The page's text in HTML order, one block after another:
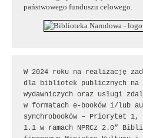
państwowego funduszu celowego.
W 2024 roku na realizację
dla bibliotek publicznych na
wydawniczych oraz usługi
w formatach e-booków i/lub
synchrobooków – Priorytet
1.1 w ramach NPRCz 2.0”